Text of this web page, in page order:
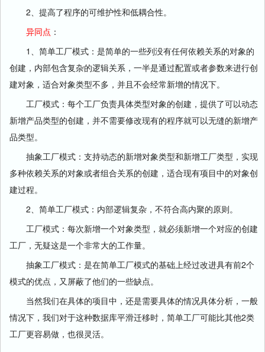
2、提高了程序的可维护性和低耦合性。
异同点 ：
1、简单工厂模式：是简单的一些列没有任何依赖关系的对象的
创建，内部包含复杂的逻辑关系，一半是通过配置或者参数来进行创
建对象，适合对象类型不多，并且不会经常新增的情况下。
工厂模式：每个工厂负责具体类型对象的创建，提供了可以动态
新增产品类型的创建，并不需要修改现有的程序就可以无缝的新增产
品类型。
抽象工厂模式：支持动态的新增对象类型和新增工厂类型，实现
多种依赖关系的对象或者组合关系的创建，适合现有项目中的对象创
建过程。
2、简单工厂模式：内部逻辑复杂，不符合高内聚的原则。
工厂模式：每次新增一个对象类型，就必须新增一个对应的创建
工厂，无疑这是一个非常大的工作量。
抽象工厂模式：是在简单工厂模式的基础上经过改进具有前2个
模式的优点，又屏蔽了他们的一些缺点。
当然我们在具体的项目中，还是需要具体的情况具体分析，一般
情况下，我们对于这种数据库平滑迁移时，简单工厂可能比其他2类
工厂更容易做，也很灵活。